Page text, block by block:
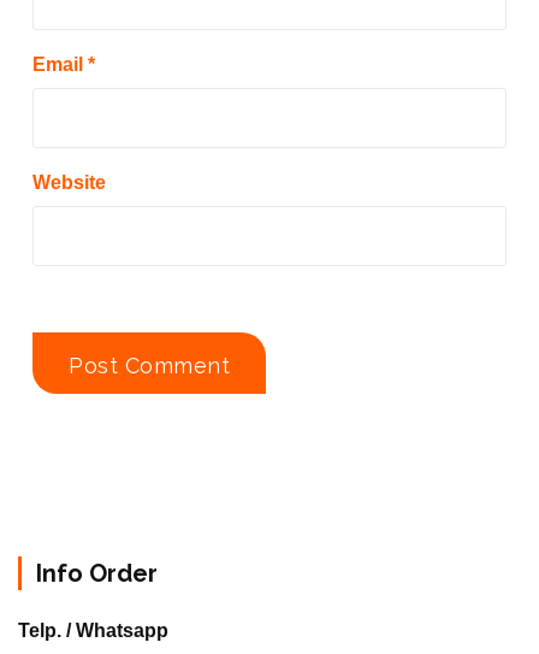
Email *
Website
Info Order
Telp. / Whatsapp